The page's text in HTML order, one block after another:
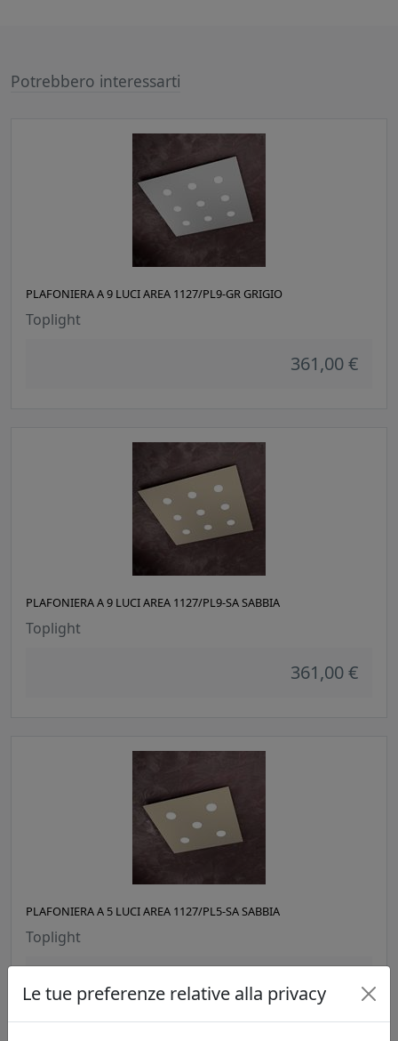
Potrebbero interessarti
PLAFONIERA A 9 LUCI AREA 1127/PL9-GR GRIGIO
Toplight
361,00 €
PLAFONIERA A 9 LUCI AREA 1127/PL9-SA SABBIA
Toplight
361,00 €
PLAFONIERA A 5 LUCI AREA 1127/PL5-SA SABBIA
Toplight
Le tue preferenze relative alla privacy